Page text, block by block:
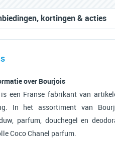
kortingen & acties
over Bourjois
een Franse fabrikant van
In het assortiment van
parfum, douchegel en
Coco Chanel parfum.